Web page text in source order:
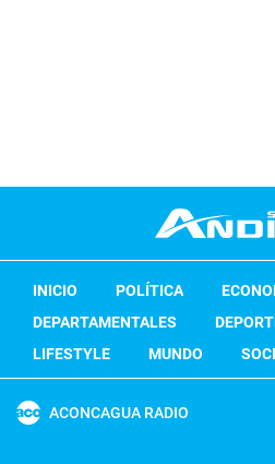
INICIO POLÍTICA
DEPARTAMENTALES
LIFESTYLE
MUNDO
ACONCAGUA RADIO